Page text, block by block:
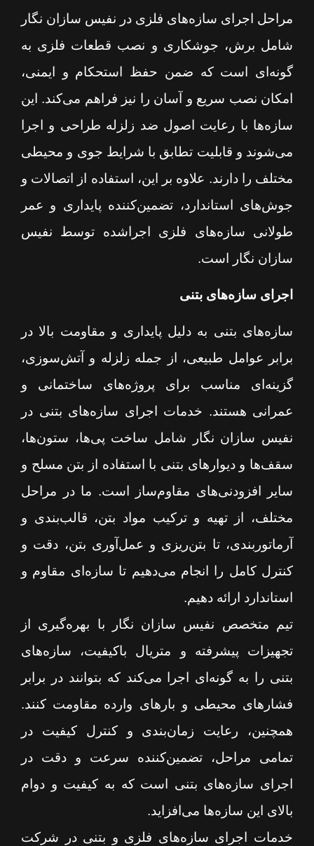
مراحل اجرای سازه‌های فلزی در نفیس سازان نگار
شامل برش، جوشکاری و نصب قطعات فلزی به
گونه‌ای است که ضمن حفظ استحکام و ایمنی،
امکان نصب سریع و آسان را نیز فراهم می‌کند. این
سازه‌ها با رعایت اصول ضد زلزله طراحی و اجرا
می‌شوند و قابلیت تطابق با شرایط جوی و محیطی
مختلف را دارند. علاوه بر این، استفاده از اتصالات و
جوش‌های استاندارد، تضمین‌کننده پایداری و عمر
طولانی سازه‌های فلزی اجراشده توسط نفیس
سازان نگار است.
اجرای سازه‌های بتنی
سازه‌های بتنی به دلیل پایداری و مقاومت بالا در
برابر عوامل طبیعی، از جمله زلزله و آتش‌سوزی،
گزینه‌ای مناسب برای پروژه‌های ساختمانی و
عمرانی هستند. خدمات اجرای سازه‌های بتنی در
نفیس سازان نگار شامل ساخت پی‌ها، ستون‌ها،
سقف‌ها و دیوارهای بتنی با استفاده از بتن مسلح و
سایر افزودنی‌های مقاوم‌ساز است. ما در مراحل
مختلف، از تهیه و ترکیب مواد بتن، قالب‌بندی و
آرماتوربندی، تا بتن‌ریزی و عمل‌آوری بتن، دقت و
کنترل کامل را انجام می‌دهیم تا سازه‌ای مقاوم و
استاندارد ارائه دهیم.
تیم متخصص نفیس سازان نگار با بهره‌گیری از
تجهیزات پیشرفته و متریال باکیفیت، سازه‌های
بتنی را به گونه‌ای اجرا می‌کند که بتوانند در برابر
فشارهای محیطی و بارهای وارده مقاومت کنند.
همچنین، رعایت زمان‌بندی و کنترل کیفیت در
تمامی مراحل، تضمین‌کننده سرعت و دقت در
اجرای سازه‌های بتنی است که به کیفیت و دوام
بالای این سازه‌ها می‌افزاید.
خدمات اجرای سازه‌های فلزی و بتنی در شرکت